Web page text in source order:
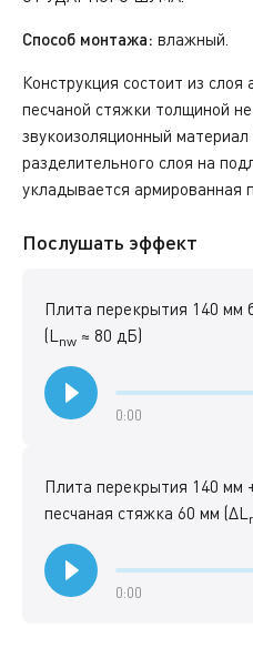
Способ монтажа: влажный.
Конструкция состоит из
песчаной стяжки толщиной
звукоизоляционный материал
разделительного слоя на
укладывается армированная
Послушать эффект
Плита перекрытия 140 мм
(L nw ≈ 80 дБ)
0:00
Плита перекрытия 140 мм
песчаная стяжка 60 мм (ΔL
0:00